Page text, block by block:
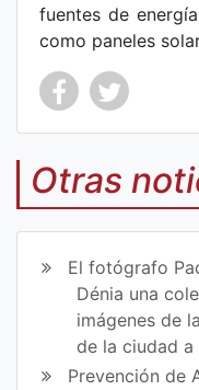
fuentes de
como paneles
Co
mp
art
en
Fa
ce
Co
mp
art
ir
en
Tw
itt
Otras
El fotógrafo
Dénia una
imágenes de
de la ciudad
Prevención de